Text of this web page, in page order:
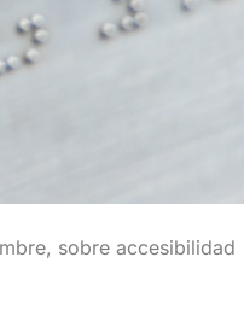
sobre accesibilidad